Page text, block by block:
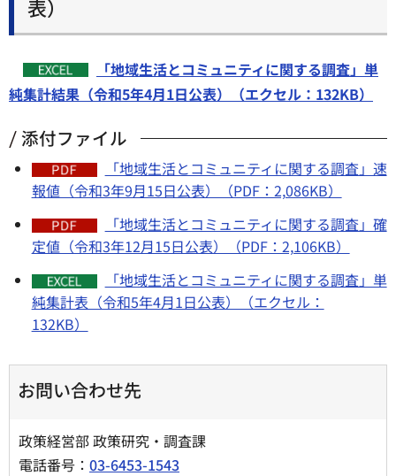
表）
「地域生活とコミュニティに関する調査」単
純集計結果（令和5年4月1日公表）（エクセル：132KB）
添付ファイル
「地域生活とコミュニティに関する調査」速
報値（令和3年9月15日公表）（PDF：2,086KB）
「地域生活とコミュニティに関する調査」確
定値（令和3年12月15日公表）（PDF：2,106KB）
「地域生活とコミュニティに関する調査」単
純集計表（令和5年4月1日公表）（エクセル：
132KB）
お問い合わせ先
政策経営部 政策研究・調査課
電話番号： 03-6453-1543